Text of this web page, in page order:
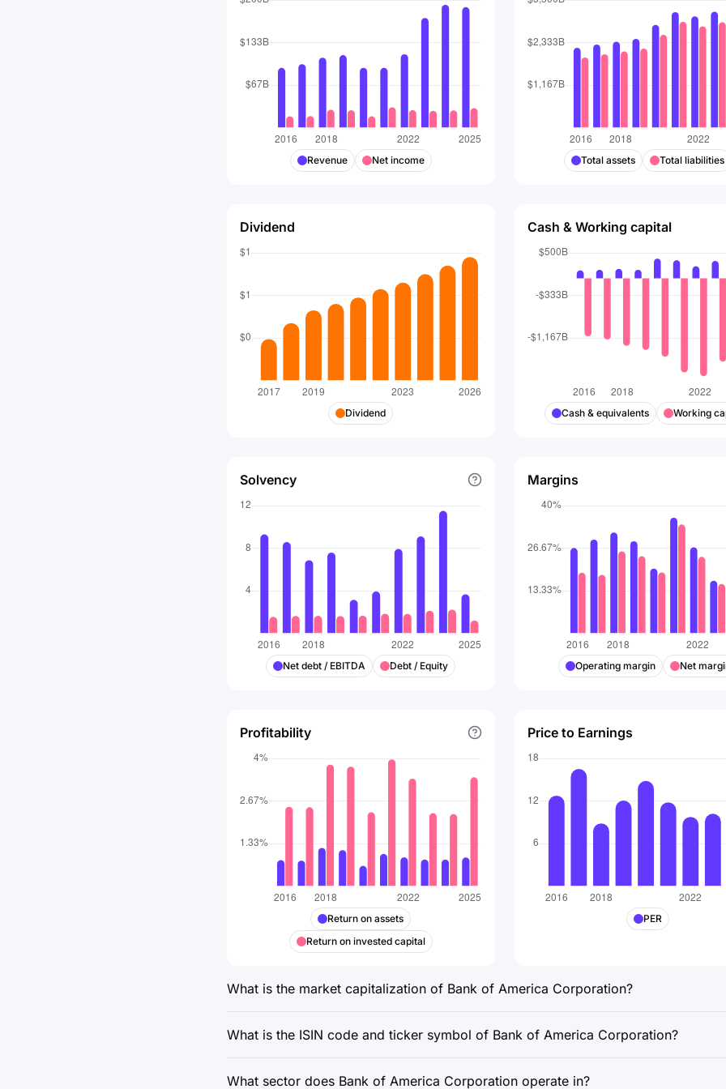
Revenue Net income Total assets Total liabilities
Dividend
Dividend
Cash & Working capital
Cash & equivalents Working
Solvency
Net debt / EBITDA Debt / Equity
Margins
Operating margin Net
Profitability
Return on assets
Return on invested capital
Price to Earnings
PER
What is the market capitalization of Bank of America Corporation?
What is the ISIN code and ticker symbol of Bank of America Corporation?
What sector does Bank of America Corporation operate in?